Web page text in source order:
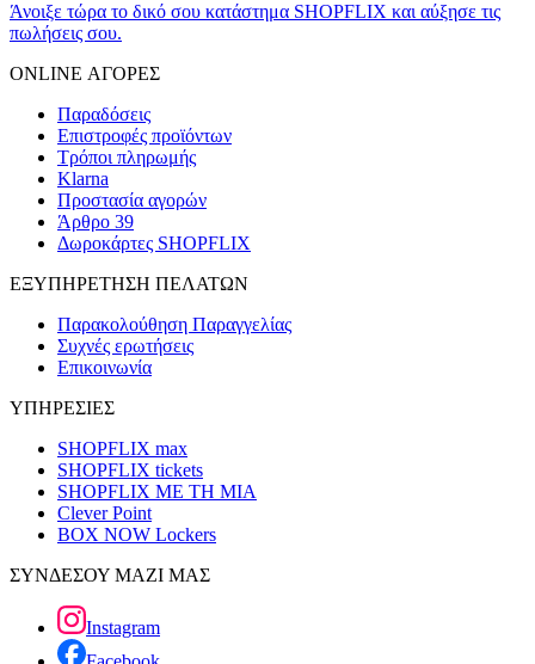
Άνοιξε τώρα το δικό σου κατάστημα SHOPFLIX και αύξησε τις
πωλήσεις σου.
ONLINE ΑΓΟΡΕΣ
Παραδόσεις
Επιστροφές προϊόντων
Τρόποι πληρωμής
Klarna
Προστασία αγορών
Άρθρο 39
Δωροκάρτες SHOPFLIX
ΕΞΥΠΗΡΕΤΗΣΗ ΠΕΛΑΤΩΝ
Παρακολούθηση Παραγγελίας
Συχνές ερωτήσεις
Επικοινωνία
ΥΠΗΡΕΣΙΕΣ
SHOPFLIX max
SHOPFLIX tickets
SHOPFLIX ΜΕ ΤΗ ΜΙΑ
Clever Point
BOX NOW Lockers
ΣΥΝΔΕΣΟΥ ΜΑΖΙ ΜΑΣ
Instagram